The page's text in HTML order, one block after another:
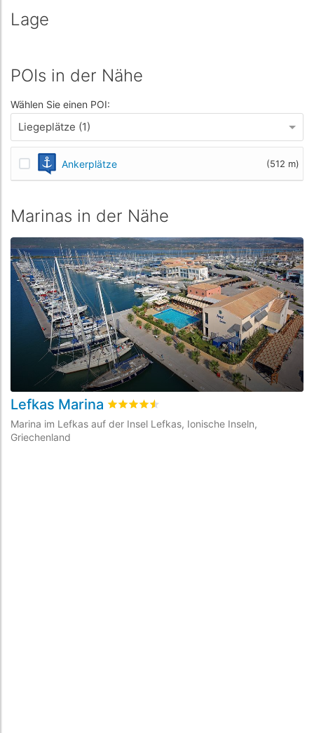
Lage
POIs in der Nähe
Wählen Sie einen POI:
Liegeplätze (1)
Ankerplätze (512 m)
Marinas in der Nähe
Lefkas Marina bewertet4.5
Marina im Lefkas auf der Insel Lefkas, Ionische Inseln,
Griechenland